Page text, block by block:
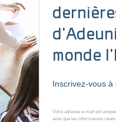
d’objets connectés
pour
votre parc de
monde
Inscrivez-vous
Votre adresse e-mail est
ainsi que les informations